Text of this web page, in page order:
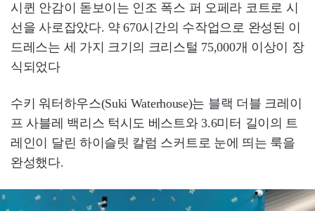
시퀸 안감이 돋보이는 인조 폭스 퍼 오페라 코트로 시
선을 사로잡았다. 약 670시간의 수작업으로 완성된 이
드레스는 세 가지 크기의 크리스털 75,000개 이상이 장
식되었다
수키 워터하우스(Suki Waterhouse)는 블랙 더블 크레이
프 사블레 백리스 턱시도 베스트와 3.6미터 길이의 트
레인이 달린 하이슬릿 칼럼 스커트로 눈에 띄는 룩을
완성했다.